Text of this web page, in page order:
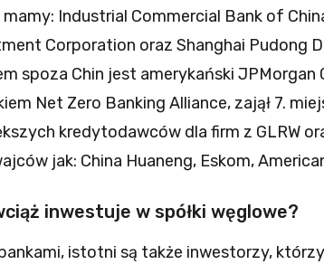
Industrial Commercial Bank of
Corporation oraz Shanghai Pudong
spoza Chin jest amerykański JPMorgan
Net Zero Banking Alliance, zajął 7.
kredytodawców dla firm z GLRW
jak: China Huaneng, Eskom,
inwestuje w spółki węglowe?
istotni są także inwestorzy,